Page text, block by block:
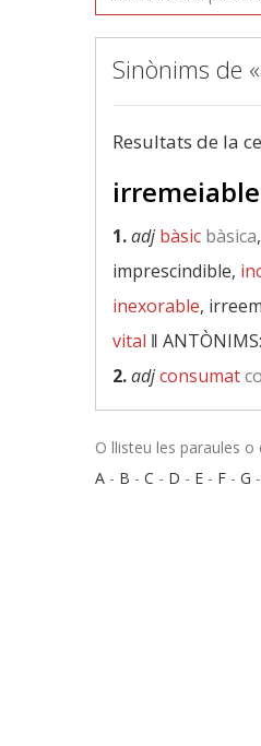
Sinònims de
Resultats de la
irremeiable
1.adj bàsic bàsica,
imprescindible,
inexorable,
vital ‖ ANTÒNIMS:
2.adjconsumat
O llisteu les paraules
A - B - C - D - E - F - G -